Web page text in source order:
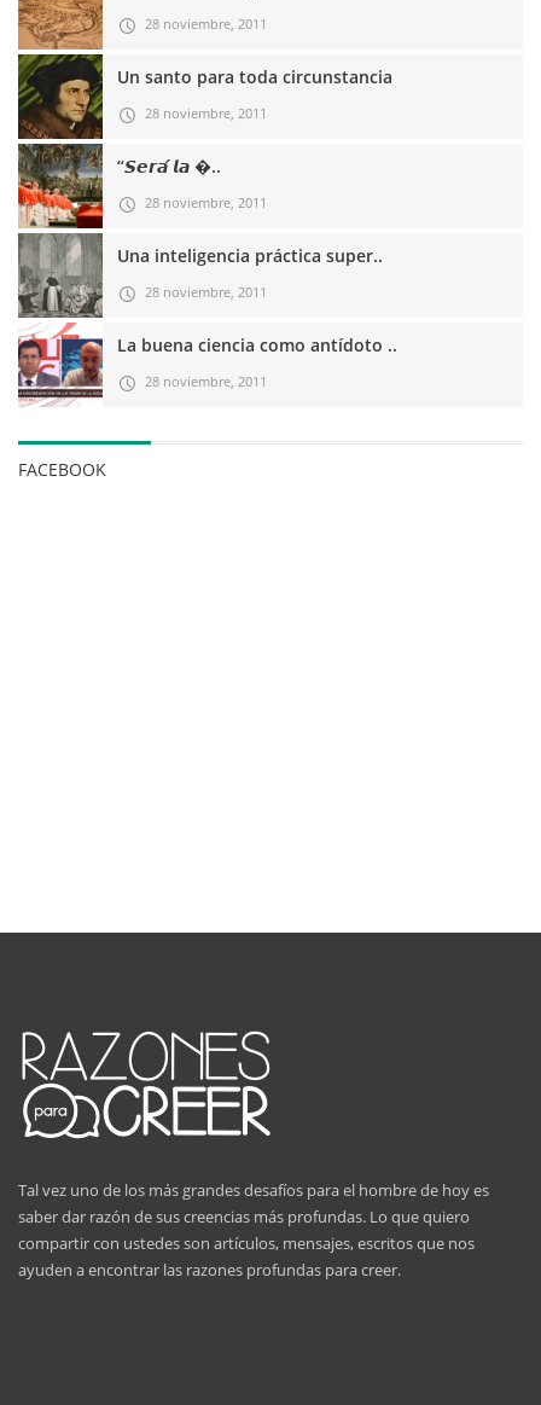
28 noviembre, 2011
Un santo para toda circunstancia
28 noviembre, 2011
“𝙎𝙚𝙧𝙖́ 𝙡𝙖 �..
28 noviembre, 2011
Una inteligencia práctica super..
28 noviembre, 2011
La buena ciencia como antídoto ..
28 noviembre, 2011
FACEBOOK
Tal vez uno de los más grandes desafíos para el hombre de hoy es
saber dar razón de sus creencias más profundas. Lo que quiero
compartir con ustedes son artículos, mensajes, escritos que nos
ayuden a encontrar las razones profundas para creer.